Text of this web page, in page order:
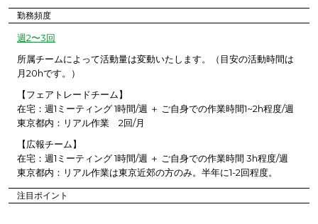
勤務頻度
週2〜3回
所属チームによって活動量は変動いたします。（目安の活動時間は
月20hです。）
【フェアトレードチーム】
在宅：週1ミーティング 1時間/週 ＋ ご自身での作業時間1~2h程度/週
東京都内：リアル作業 2回/月
【広報チーム】
在宅：週1ミーティング 1時間/週 ＋ ご自身での作業時間 3h程度/週
東京都内：リアル作業は東京近郊の方のみ。半年に1-2回程度。
注目ポイント